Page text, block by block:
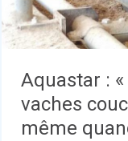
Aquastar : «
vaches
même